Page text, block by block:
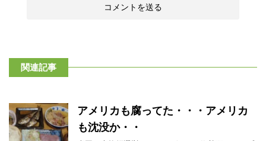
関連記事
アメリカも腐ってた・・・アメリカ
も沈没か・・